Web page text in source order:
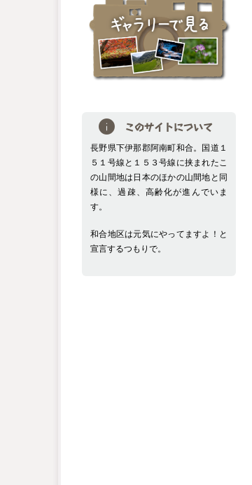
このサイトについて
長野県下伊那郡阿南町和合。国道１
５１号線と１５３号線に挟まれたこ
の山間地は日本のほかの山間地と同
様に、過疎、高齢化が進んでいま
す。
和合地区は元気にやってますよ！と
宣言するつもりで。